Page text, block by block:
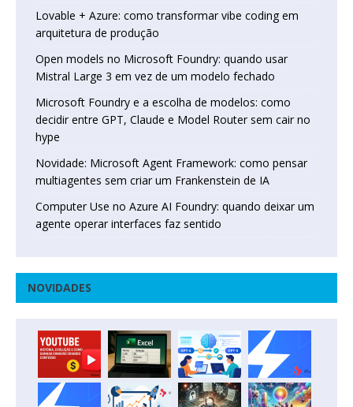
Lovable + Azure: como transformar vibe coding em
arquitetura de produção
Open models no Microsoft Foundry: quando usar
Mistral Large 3 em vez de um modelo fechado
Microsoft Foundry e a escolha de modelos: como
decidir entre GPT, Claude e Model Router sem cair no
hype
Novidade: Microsoft Agent Framework: como pensar
multiagentes sem criar um Frankenstein de IA
Computer Use no Azure AI Foundry: quando deixar um
agente operar interfaces faz sentido
NOVIDADES